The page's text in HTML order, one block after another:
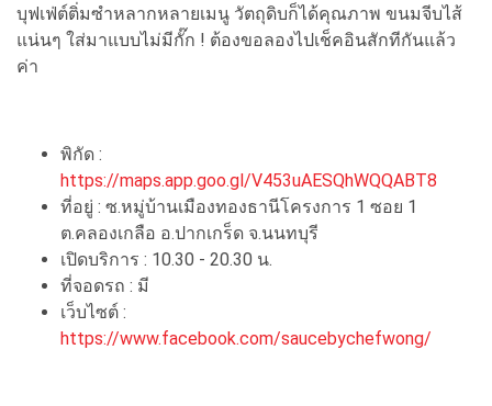
บุฟเฟ่ต์ติ่มซำหลากหลายเมนู วัตถุดิบก็ได้คุณภาพ ขนมจีบไส้
แน่นๆ ใส่มาแบบไม่มีกั๊ก ! ต้องขอลองไปเช็คอินสักทีกันแล้ว
ค่า
พิกัด :
https://maps.app.goo.gl/V453uAESQhWQQABT8
ที่อยู่ : ซ.หมู่บ้านเมืองทองธานีโครงการ 1 ซอย 1
ต.คลองเกลือ อ.ปากเกร็ด จ.นนทบุรี
เปิดบริการ : 10.30 - 20.30 น.
ที่จอดรถ : มี
เว็บไซต์ :
https://www.facebook.com/saucebychefwong/